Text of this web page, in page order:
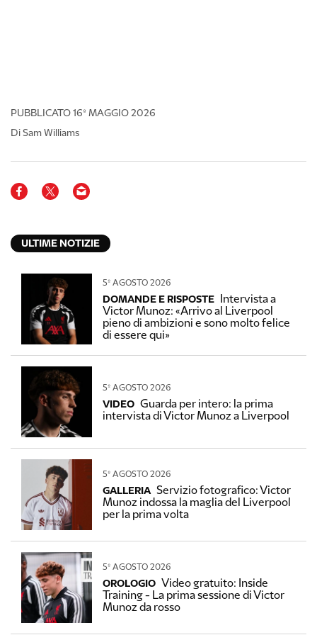
PUBBLICATO 16º MAGGIO 2026
Di Sam Williams
ULTIME NOTIZIE
5º AGOSTO 2026
DOMANDE E RISPOSTE
Intervista a
Victor Munoz: «Arrivo al Liverpool
pieno di ambizioni e sono molto felice
di essere qui»
5º AGOSTO 2026
VIDEO Guarda per intero: la prima
intervista di Victor Munoz a Liverpool
5º AGOSTO 2026
GALLERIA Servizio fotografico: Victor
Munoz indossa la maglia del Liverpool
per la prima volta
5º AGOSTO 2026
OROLOGIO Video gratuito: Inside
Training - La prima sessione di Victor
Munoz da rosso